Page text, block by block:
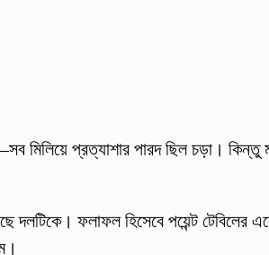
প্রত্যাশার পারদ ছিল চড়া। কিন্তু
ফলাফল হিসেবে পয়েন্ট টেবিলের